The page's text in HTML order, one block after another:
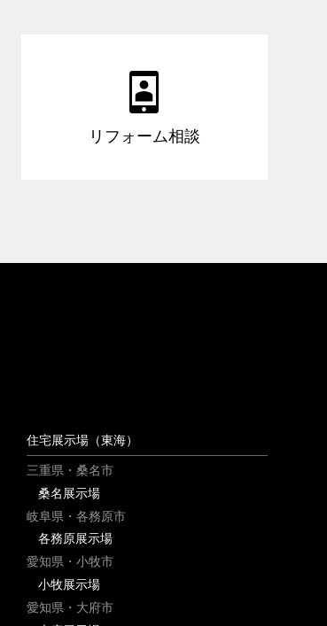

リフォーム相談
住宅展示場（東海）
三重県・桑名市
桑名展示場
岐阜県・各務原市
各務原展示場
愛知県・小牧市
小牧展示場
愛知県・大府市